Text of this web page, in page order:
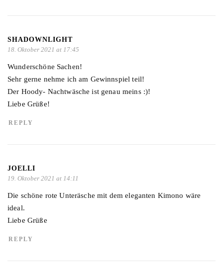
SHADOWNLIGHT
18. Oktober 2021 at 17:45
Wunderschöne Sachen!
Sehr gerne nehme ich am Gewinnspiel teil!
Der Hoody- Nachtwäsche ist genau meins :)!
Liebe Grüße!
REPLY
JOELLI
19. Oktober 2021 at 14:11
Die schöne rote Unteräsche mit dem eleganten Kimono wäre
ideal.
Liebe Grüße
REPLY